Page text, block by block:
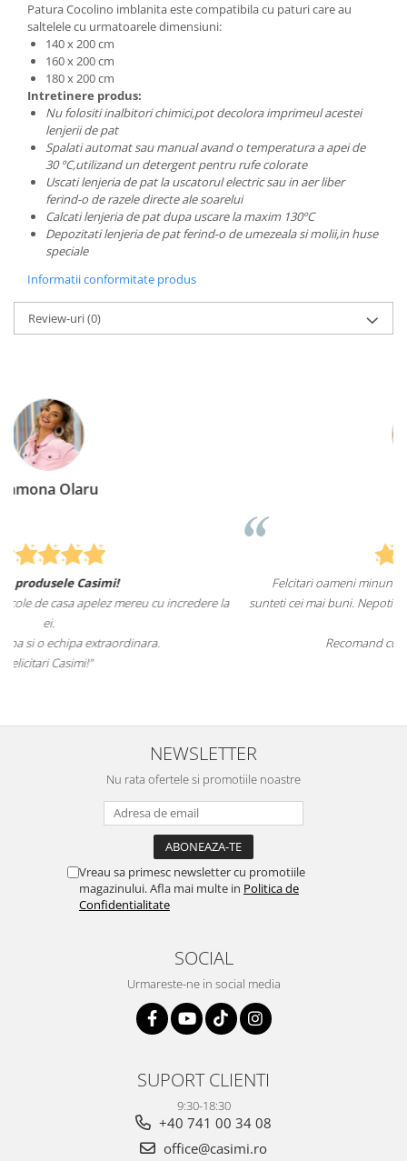
Patura Cocolino imblanita este compatibila cu paturi care au
saltelele cu urmatoarele dimensiuni:
140 x 200 cm
160 x 200 cm
180 x 200 cm
Intretinere produs:
Nu folositi inalbitori chimici,pot decolora imprimeul acestei
lenjerii de pat
Spalati automat sau manual avand o temperatura a apei de
30 ºC,utilizand un detergent pentru rufe colorate
Uscati lenjeria de pat la uscatorul electric sau in aer liber
ferind-o de razele directe ale soarelui
Calcati lenjeria de pat dupa uscare la maxim 130ºC
Depozitati lenjeria de pat ferind-o de umezeala si molii,in huse
speciale
Informatii conformitate produs
Review-uri(0)
la
Felcitari oameni minunati pentru produsele pe care le aveti,
sunteti cei mai buni. Nepotii mei au fost tare incantati de lenjeriile de
Recomand cu drag si increde Casimi.ro
NEWSLETTER
Nu rata ofertele si promotiile noastre
Vreau sa primesc newsletter cu promotiile
magazinului. Afla mai multe in Politica de
Confidentialitate
SOCIAL
Urmareste-ne in social media
SUPORT CLIENTI
9:30-18:30
+40 741 00 34 08
office@casimi.ro